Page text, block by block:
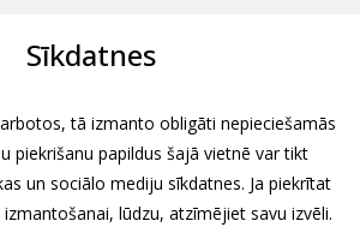
Sīkdatnes
tā izmanto obligāti nepieciešamās
piekrišanu papildus šajā vietnē var tikt
un sociālo mediju sīkdatnes. Ja piekrītat
lūdzu, atzīmējiet savu izvēli.